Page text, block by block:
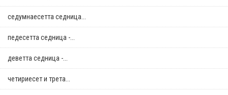
седумнаесетта седница...
педесетта седница -...
деветта седница -...
четириесет и трета...